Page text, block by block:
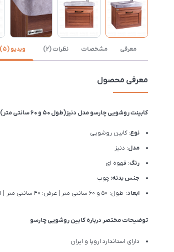
معرفی مشخصات نظرات (2) ویدیو (5)
معرفی محصول
کابینت روشویی چارسو مدل دنیز(طول ۵۰ و 60 سانتی متر)
نوع: کابین روشویی
مدل: دنیز
رنگ: قهوه ای
جنس بدنه: چوب
ابعاد: طول: 50 و 60 سانتی متر | عرض: 40 سانتی متر | ارتفاع: 47 سانتی متر
توضیحات مختصر درباره کابین روشویی چارسو
دارای استاندارد اروپا و ایران